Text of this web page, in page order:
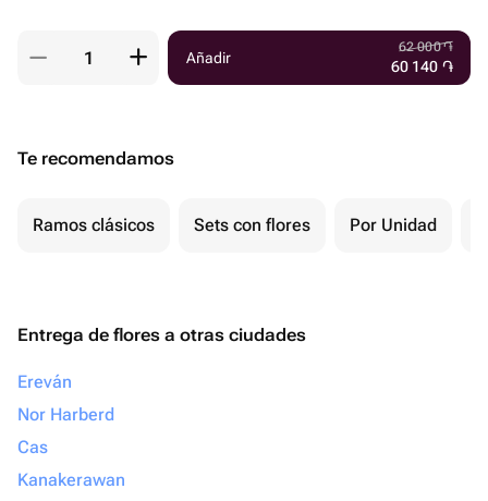
Añadir
62 000֏
60 140 ֏
Te recomendamos
Ramos clásicos Sets con flores Por Unidad
Entrega de flores a otras ciudades
Ereván
Nor Harberd
Cas
Kanakerawan